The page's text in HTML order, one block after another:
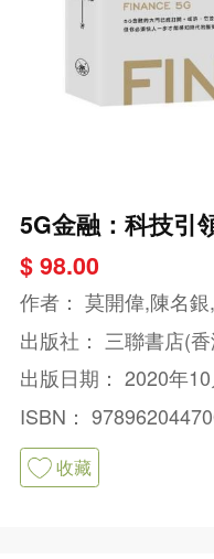
5G金融：科技引
$ 98.00
作者： 莫開偉,陳名銀
出版社： 三聯書店(
出版日期： 2020年
ISBN：
收藏